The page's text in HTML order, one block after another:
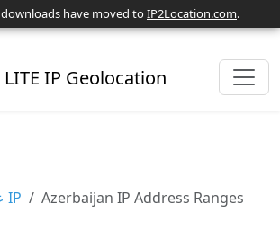
downloads have moved toIP2Location.com.
عنوان IP Azerbaijan IP Address Ranges